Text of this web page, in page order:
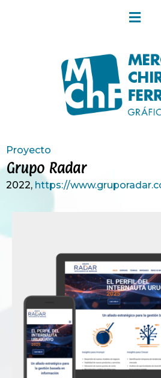
Proyecto
Grupo Radar
2022, https://